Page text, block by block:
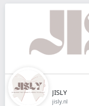
JISLY
jisly.nl